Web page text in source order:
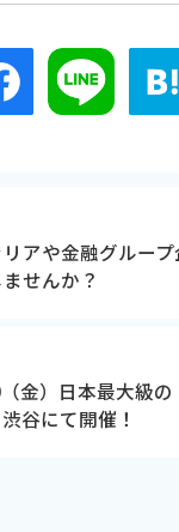
アや金融グルー
せんか？
金）日本最大級の
谷にて開催！